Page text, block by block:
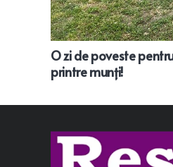
O zi de poveste
printre munți!